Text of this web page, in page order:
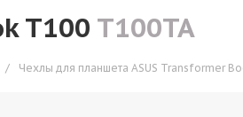
T100 T100TA
/ Чехлы для планшета ASUS Transformer